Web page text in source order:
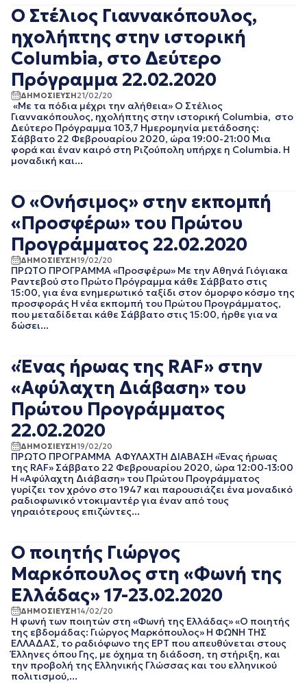
ΙΑΝΟΥΑΡΙΟΣ 2017
ΔΕΚΕΜΒΡΙΟΣ 2016
ΝΟΕΜΒΡΙΟΣ 2016
ΟΚΤΩΒΡΙΟΣ 2016
ΣΕΠΤΕΜΒΡΙΟΣ 2016
ΑΥΓΟΥΣΤΟΣ 2016
ΙΟΥΝΙΟΣ 2016
Ο Στέλιος Γιαννακόπουλος,
ηχολήπτης στην ιστορική
Columbia, στο Δεύτερο
Πρόγραμμα 22.02.2020
ΔΗΜΟΣΙΕΥΣΗ21/02/20
«Με τα πόδια μέχρι την αλήθεια» Ο Στέλιος
Γιαννακόπουλος, ηχολήπτης στην ιστορική Columbia, στο
Δεύτερο Πρόγραμμα 103,7 Ημερομηνία μετάδοσης:
Σάββατο 22 Φεβρουαρίου 2020, ώρα 19:00-21:00 Μια
φορά και έναν καιρό στη Ριζούπολη υπήρχε η Columbia. Η
μοναδική και...
Ο «Ονήσιμος» στην εκπομπή
«Προσφέρω» του Πρώτου
Προγράμματος 22.02.2020
ΔΗΜΟΣΙΕΥΣΗ19/02/20
ΠΡΩΤΟ ΠΡΟΓΡΑΜΜΑ «Προσφέρω» Με την Αθηνά Γιόγιακα
Ραντεβού στο Πρώτο Πρόγραμμα κάθε Σάββατο στις
15:00, για ένα ενημερωτικό ταξίδι στον όμορφο κόσμο της
προσφοράς Η νέα εκπομπή του Πρώτου Προγράμματος,
που μεταδίδεται κάθε Σάββατο στις 15:00, ήρθε για να
δώσει...
«Ένας ήρωας της RAF» στην
«Αφύλαχτη Διάβαση» του
Πρώτου Προγράμματος
22.02.2020
ΔΗΜΟΣΙΕΥΣΗ19/02/20
ΠΡΩΤΟ ΠΡΟΓΡΑΜΜΑ ΑΦΥΛΑΧΤΗ ΔΙΑΒΑΣΗ «Ένας ήρωας
της RAF» Σάββατο 22 Φεβρουαρίου 2020, ώρα 12:00-13:00
Η «Αφύλαχτη Διάβαση» του Πρώτου Προγράμματος
γυρίζει τον χρόνο στο 1947 και παρουσιάζει ένα μοναδικό
ραδιοφωνικό ντοκιμαντέρ για έναν από τους
γηραιότερους επιζώντες...
Ο ποιητής Γιώργος
Μαρκόπουλος στη «Φωνή της
Ελλάδας» 17-23.02.2020
ΔΗΜΟΣΙΕΥΣΗ14/02/20
Η φωνή των ποιητών στη «Φωνή της Ελλάδας» «Ο ποιητής
της εβδομάδας: Γιώργος Μαρκόπουλος» Η ΦΩΝΗ ΤΗΣ
ΕΛΛΑΔΑΣ, το ραδιόφωνο της ΕΡΤ που απευθύνεται στους
Έλληνες όπου Γης, με όχημα τη διάδοση, τη στήριξη, και
την προβολή της Ελληνικής Γλώσσας και του ελληνικού
πολιτισμού,...